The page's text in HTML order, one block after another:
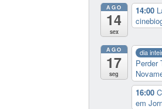
AGO
14
sex
14:00
AGO
17
seg
dia
Perder
16:00
em